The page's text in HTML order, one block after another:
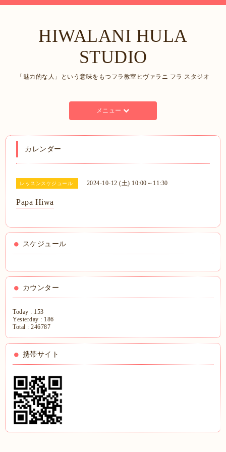
HIWALANI HULA
STUDIO
「魅力的な人」という意味をもつフラ教室ヒヴァラニ フラ スタジオ
メニュー
カレンダー
レッスンスケジュール 2024-10-12 (土) 10:00～11:30
Papa Hiwa
スケジュール
カウンター
Today : 153
Yesterday : 186
Total :246787
携帯サイト